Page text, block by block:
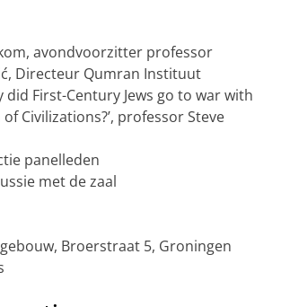
avondvoorzitter professor
Directeur Qumran Instituut
did First-Century Jews go to war with
of Civilizations?’, professor Steve
panelleden
met de zaal
Broerstraat 5, Groningen